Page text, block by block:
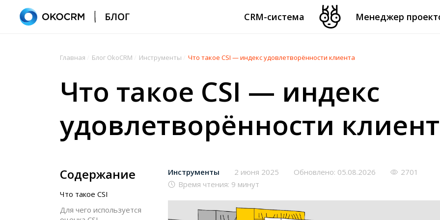
CRM-система Менеджер
Главная Блог OkoCRM Инструменты Что такое CSI — индекс удовлетворённости клиента
Что такое CSI — индекс
удовлетворённости
Содержание
Что такое CSI
Для чего используется
Инструменты 2 июня 2025 Обновлено: 05.08.2026
2701
Время чтения: 9 минут